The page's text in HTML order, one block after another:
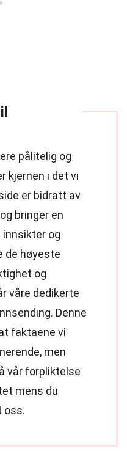
pålitelig og
kjernen i det vi
er bidratt av
bringer en
innsikter og
de høyeste
og
våre dedikerte
Denne
faktaene vi
men
vår forpliktelse
mens du
oss.